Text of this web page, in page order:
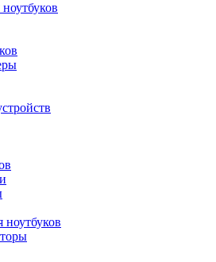
ноутбуков